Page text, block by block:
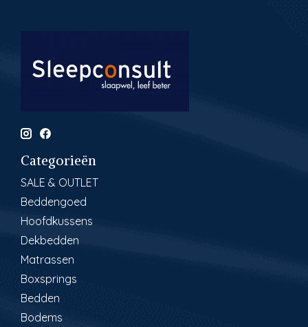
Categorieën
SALE & OUTLET
Beddengoed
Hoofdkussens
Dekbedden
Matrassen
Boxsprings
Bedden
Bodems